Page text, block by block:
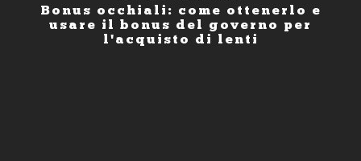
Bonus occhiali: come ottenerlo e
usare il bonus del governo per
l'acquisto di lenti